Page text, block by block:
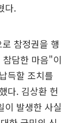
다.
참정권을 행
담한 마음"이
득할 조치를
다. 김상환 헌
이 발생한 사실